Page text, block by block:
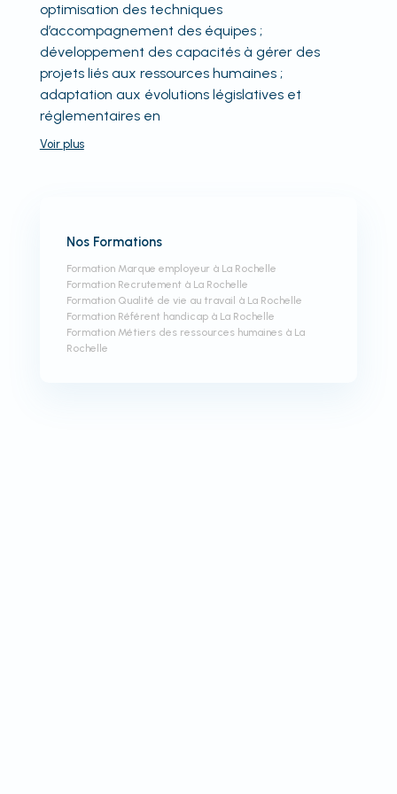
optimisation des techniques
d’accompagnement des équipes ;
développement des capacités à gérer des
projets liés aux ressources humaines ;
adaptation aux évolutions législatives et
réglementaires en
Voir plus
Nos Formations
Formation Marque employeur à La Rochelle
Formation Recrutement à La Rochelle
Formation Qualité de vie au travail à La Rochelle
Formation Référent handicap à La Rochelle
Formation Métiers des ressources humaines à La
Rochelle